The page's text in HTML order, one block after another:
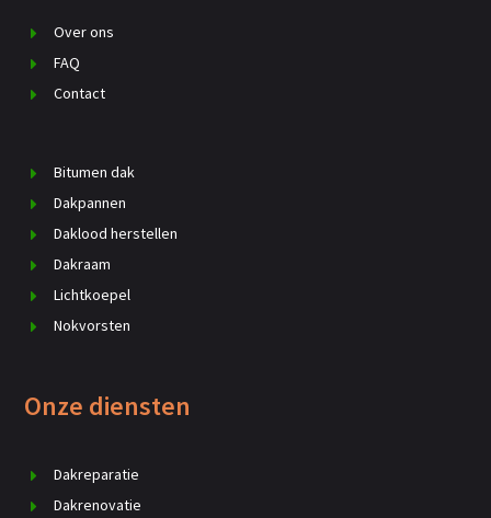
Over ons
FAQ
Contact
Bitumen dak
Dakpannen
Daklood herstellen
Dakraam
Lichtkoepel
Nokvorsten
Onze diensten
Dakreparatie
Dakrenovatie